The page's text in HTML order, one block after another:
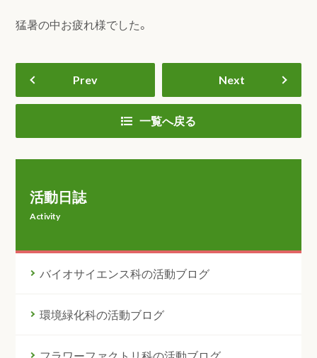
猛暑の中お疲れ様でした。
Prev Next
一覧へ戻る
活動日誌
Activity
バイオサイエンス科の活動ブログ
環境緑化科の活動ブログ